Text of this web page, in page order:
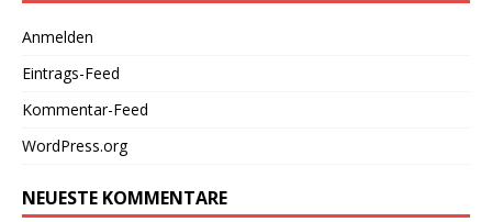
Anmelden
Eintrags-Feed
Kommentar-Feed
WordPress.org
NEUESTE KOMMENTARE